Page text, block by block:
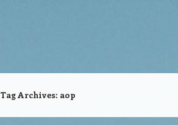
Tag Archives: aop